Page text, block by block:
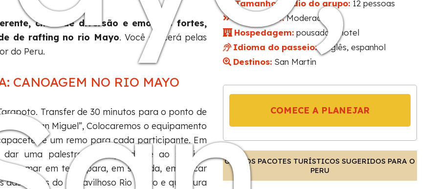
cheia de diversão e emoções fortes,
de rafting no rio Mayo. Você descerá pelas
do Peru.
CANOAGEM NO RIO MAYO
Transfer de 30 minutos para o ponto de
de San Miguel”, Colocaremos o equipamento
e um remo para cada participante. Em
uma palestra correspondente ao serviço,
e remar em terra para, em seguida, embarcar
das águas do maravilhoso Rio Mayo e que dura
Tamanho médio do grupo:12 pessoas
Dificuldade:Moderada
Hospedagem:pousada e hotel
Idioma do passeio:inglês, espanhol
Destinos:San Martin
COMECE A PLANEJAR
OUTROS PACOTES TURÍSTICOS SUGERIDOS PARA O
PERU